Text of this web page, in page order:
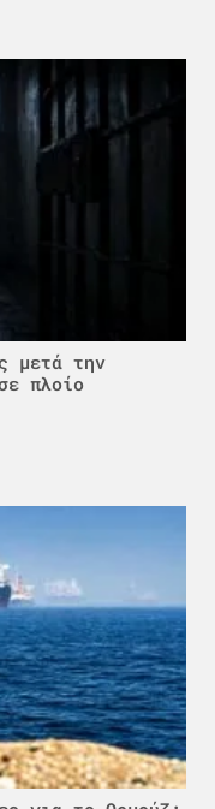
μετά την
πλοίο